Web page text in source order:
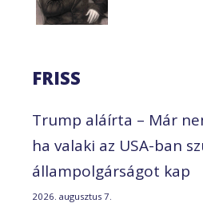
FRISS
Trump aláírta – Már
ha valaki az USA-ban
állampolgárságot kap
2026. augusztus 7.